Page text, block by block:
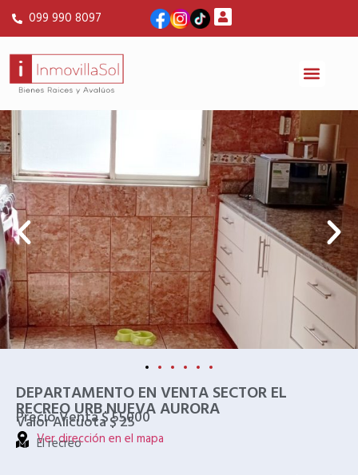
099 990 8097
DEPARTAMENTO EN VENTA SECTOR EL
RECREO URB NUEVA AURORA
Precio Venta $ 55000
Valor Alicuota $ 25
Ver dirección en el mapa
El recreo